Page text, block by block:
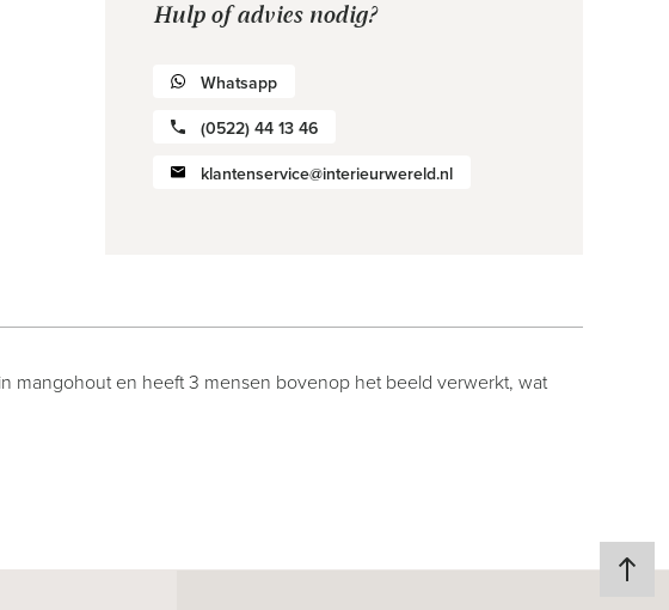
Hulp of advies nodig?
Whatsapp
(0522) 44 13 46
klantenservice@interieurwereld.nl
mangohout en heeft 3 mensen bovenop het beeld verwerkt, wat